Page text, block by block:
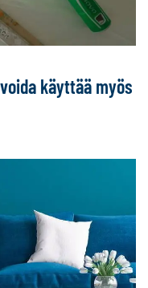
käyttää myös